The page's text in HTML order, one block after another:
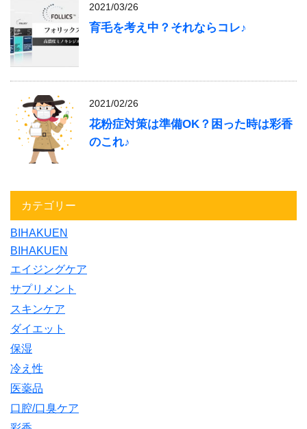
2021/03/26
育毛を考え中？それならコレ♪
2021/02/26
花粉症対策は準備OK？困った時は彩香
のこれ♪
カテゴリー
BIHAKUEN
BIHAKUEN
エイジングケア
サプリメント
スキンケア
ダイエット
保湿
冷え性
医薬品
口腔/口臭ケア